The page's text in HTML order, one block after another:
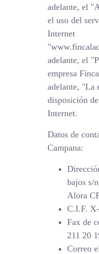
adelante, el
el uso del
Internet
adelante, el
empresa
adelante, "La
disposición
Internet.
Datos de
Campana:
bajos s/
Alora
C.I.F.
Fax de
211 20
Correo